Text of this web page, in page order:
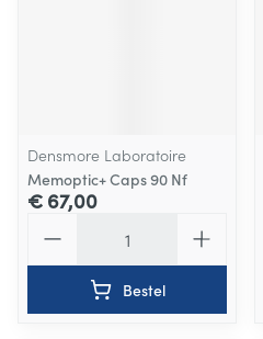
Densmore Laboratoire
Memoptic+ Caps 90 Nf
€ 67,00
Bestel